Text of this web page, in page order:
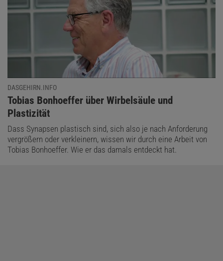
DASGEHIRN.INFO
:
Tobias Bonhoeffer über Wirbelsäule und
Plastizität
Dass Synapsen plastisch sind, sich also je nach Anforderung
vergrößern oder verkleinern, wissen wir durch eine Arbeit von
Tobias Bonhoeffer. Wie er das damals entdeckt hat.